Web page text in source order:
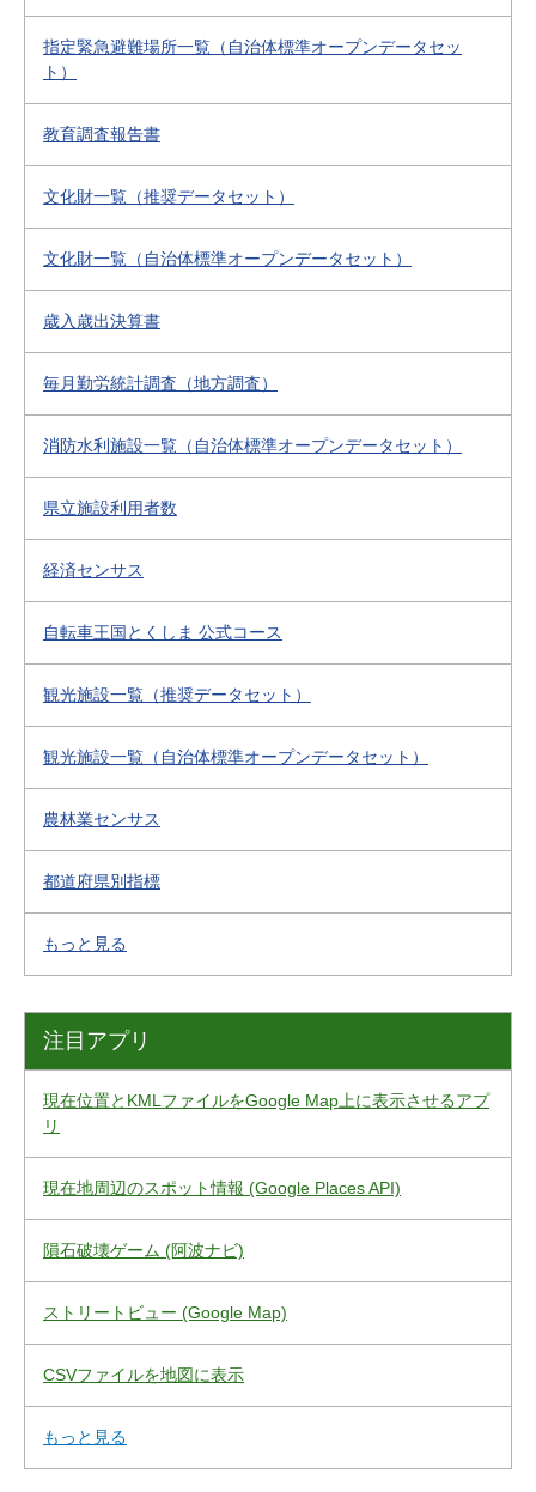
指定緊急避難場所一覧（自治体標準オープンデータセッ
ト）
教育調査報告書
文化財一覧（推奨データセット）
文化財一覧（自治体標準オープンデータセット）
歳入歳出決算書
毎月勤労統計調査（地方調査）
消防水利施設一覧（自治体標準オープンデータセット）
県立施設利用者数
経済センサス
自転車王国とくしま 公式コース
観光施設一覧（推奨データセット）
観光施設一覧（自治体標準オープンデータセット）
農林業センサス
都道府県別指標
もっと見る
注目アプリ
現在位置とKMLファイルをGoogle Map上に表示させるアプ
リ
現在地周辺のスポット情報 (Google Places API)
隕石破壊ゲーム (阿波ナビ)
ストリートビュー (Google Map)
CSVファイルを地図に表示
もっと見る